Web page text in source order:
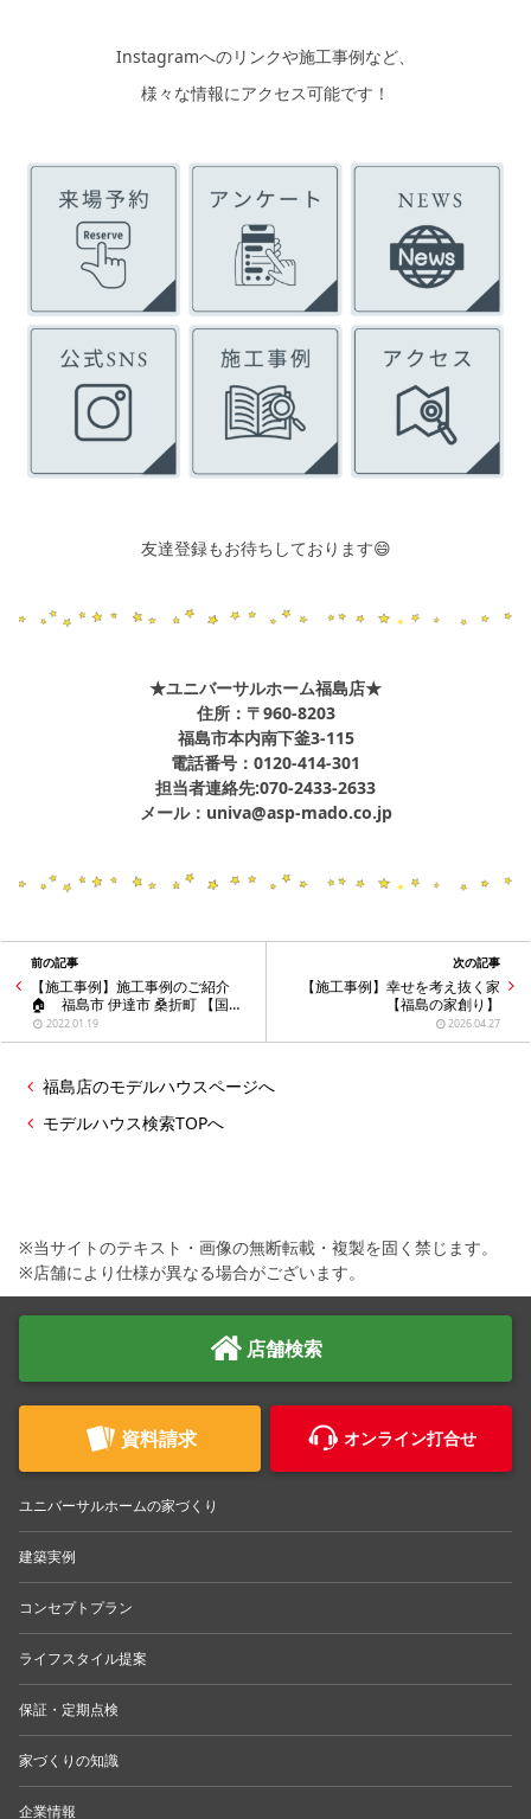
Instagramへのリンクや施工事例など、
様々な情報にアクセス可能です！
友達登録もお待ちしております😄
★ユニバーサルホーム福島店★
住所：〒960-8203
福島市本内南下釜3-115
電話番号：0120-414-301
担当者連絡先:070-2433-2633
メール：univa@asp-mado.co.jp
前の記事
【施工事例】施工事例のご紹介
🏠 福島市 伊達市 桑折町 【国見
の家創り】
2022.01.19
次の記事
【施工事例】幸せを考え抜く家
【福島の家創り】
2026.04.27
福島店のモデルハウスページへ
モデルハウス検索TOPへ
※当サイトのテキスト・画像の無断転載・複製を固く禁じます。
※店舗により仕様が異なる場合がございます。
店舗検索
資料請求 オンライン打合せ
ユニバーサルホームの家づくり
建築実例
コンセプトプラン
ライフスタイル提案
保証・定期点検
家づくりの知識
企業情報